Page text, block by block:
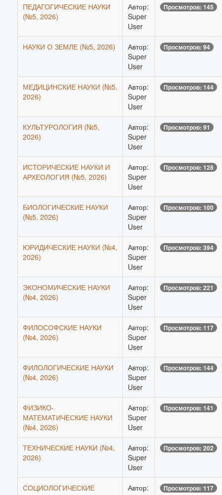
ПЕДАГОГИЧЕСКИЕ НАУКИ
(№5, 2026)
Автор:
Super
User
Просмотров: 145
НАУКИ О ЗЕМЛЕ (№5, 2026)
Автор:
Super
User
Просмотров: 94
МЕДИЦИНСКИЕ НАУКИ (№5,
2026)
Автор:
Super
User
Просмотров: 144
КУЛЬТУРОЛОГИЯ (№5,
2026)
Автор:
Super
User
Просмотров: 91
ИСТОРИЧЕСКИЕ НАУКИ И
АРХЕОЛОГИЯ (№5, 2026)
Автор:
Super
User
Просмотров: 128
БИОЛОГИЧЕСКИЕ НАУКИ
(№5, 2026)
Автор:
Super
User
Просмотров: 100
ЮРИДИЧЕСКИЕ НАУКИ (№4,
2026)
Автор:
Super
User
Просмотров: 394
ЭКОНОМИЧЕСКИЕ НАУКИ
(№4, 2026)
Автор:
Super
User
Просмотров: 221
ФИЛОСОФСКИЕ НАУКИ
(№4, 2026)
Автор:
Super
User
Просмотров: 117
ФИЛОЛОГИЧЕСКИЕ НАУКИ
(№4, 2026)
Автор:
Super
User
Просмотров: 144
ФИЗИКО-
МАТЕМАТИЧЕСКИЕ НАУКИ
(№4, 2026)
Автор:
Super
User
Просмотров: 141
ТЕХНИЧЕСКИЕ НАУКИ (№4,
2026)
Автор:
Super
User
Просмотров: 202
СОЦИОЛОГИЧЕСКИЕ
Автор:
Просмотров: 117